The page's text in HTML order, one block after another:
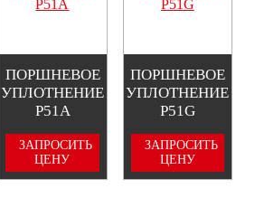
ПОРШНЕВОЕ
УПЛОТНЕНИЕ
P51A
ЗАПРОСИТЬ
ЦЕНУ
ПОРШНЕВОЕ
УПЛОТНЕНИЕ
P51G
ЗАПРОСИТЬ
ЦЕНУ